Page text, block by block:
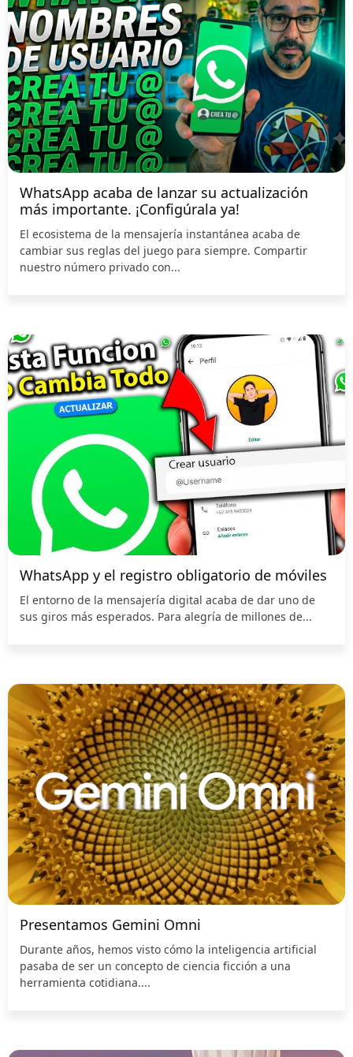
WhatsApp acaba de lanzar su actualización
más importante. ¡Configúrala ya!
El ecosistema de la mensajería instantánea acaba de
cambiar sus reglas del juego para siempre. Compartir
nuestro número privado con...
WhatsApp y el registro obligatorio de móviles
El entorno de la mensajería digital acaba de dar uno de
sus giros más esperados. Para alegría de millones de...
Presentamos Gemini Omni
Durante años, hemos visto cómo la inteligencia artificial
pasaba de ser un concepto de ciencia ficción a una
herramienta cotidiana....